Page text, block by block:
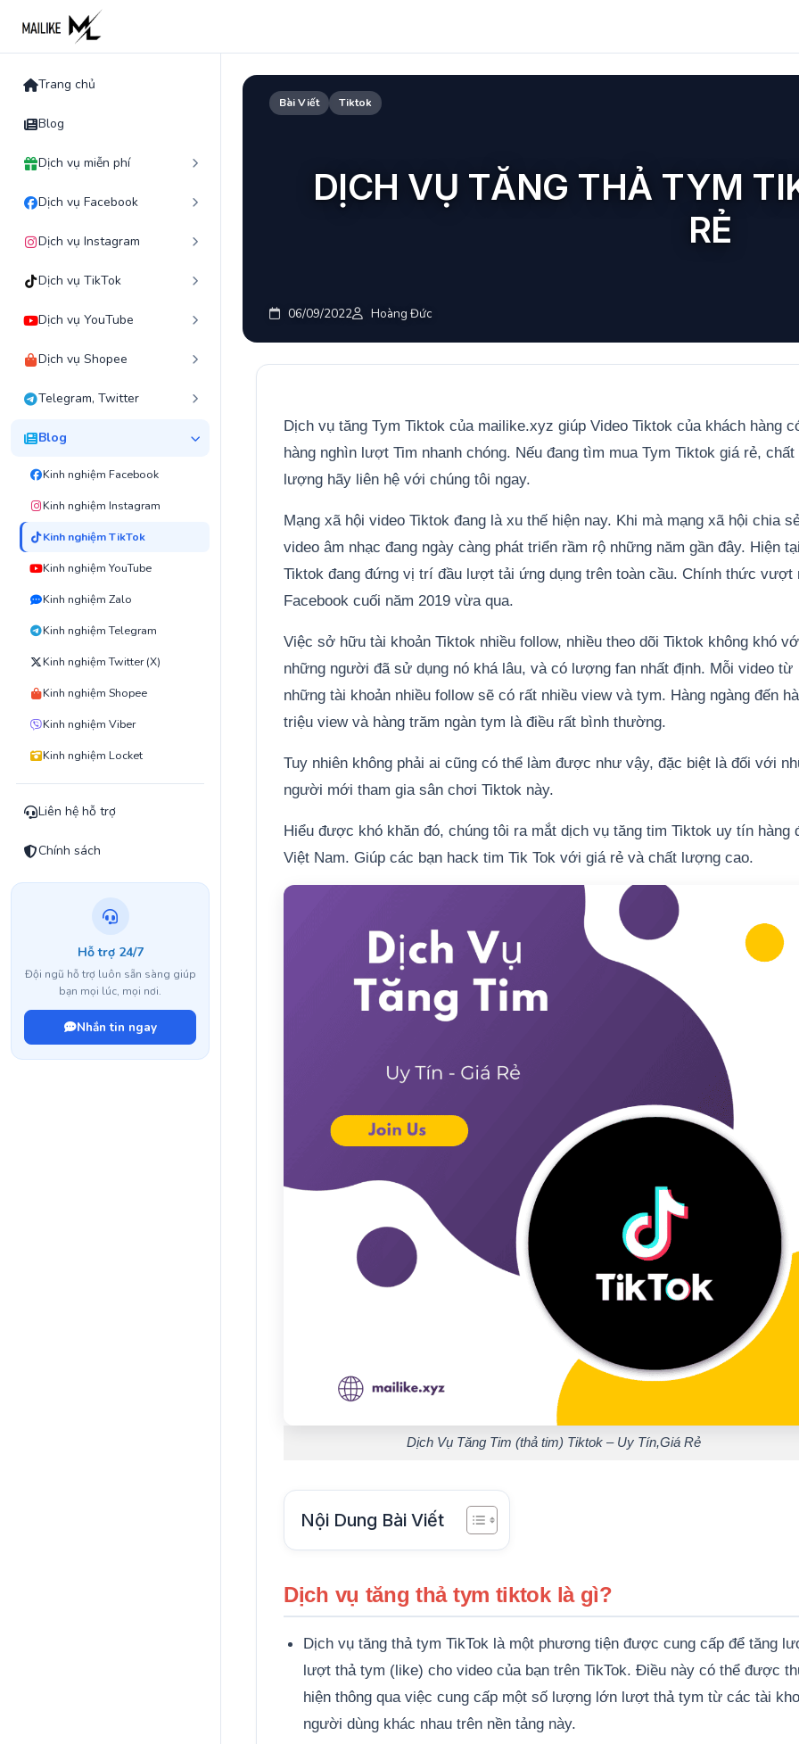
content
Trang chủ
Blog
Dịch vụ miễn phí
Dịch vụ Facebook
Dịch vụ Instagram
Dịch vụ TikTok
Dịch vụ YouTube
Dịch vụ Shopee
Telegram, Twitter
Blog
Kinh nghiệm Facebook
Kinh nghiệm Instagram
Kinh nghiệm TikTok
Kinh nghiệm YouTube
Kinh nghiệm Zalo
Kinh nghiệm Telegram
Kinh nghiệm Twitter (X)
Kinh nghiệm Shopee
Kinh nghiệm Viber
Kinh nghiệm Locket
Liên hệ hỗ trợ
Chính sách
Hỗ trợ 24/7
Đội ngũ hỗ trợ luôn sẵn sàng giúp
bạn mọi lúc, mọi nơi.
Nhắn tin ngay
Bài Viết Tiktok
DỊCH VỤ TĂNG THẢ TYM
RẺ
06/09/2022 Hoàng Đức
Dịch vụ tăng Tym Tiktok của mailike.xyz giúp Video Tiktok của khách hàng
hàng nghìn lượt Tim nhanh chóng. Nếu đang tìm mua Tym Tiktok giá rẻ, chất
lượng hãy liên hệ với chúng tôi ngay.
Mạng xã hội video Tiktok đang là xu thế hiện nay. Khi mà mạng xã hội chia
video âm nhạc đang ngày càng phát triển rầm rộ những năm gần đây. Hiện tại
Tiktok đang đứng vị trí đầu lượt tải ứng dụng trên toàn cầu. Chính thức vượt
Facebook cuối năm 2019 vừa qua.
Việc sở hữu tài khoản Tiktok nhiều follow, nhiều theo dõi Tiktok không khó
những người đã sử dụng nó khá lâu, và có lượng fan nhất định. Mỗi video từ
những tài khoản nhiều follow sẽ có rất nhiều view và tym. Hàng ngàng đến
triệu view và hàng trăm ngàn tym là điều rất bình thường.
Tuy nhiên không phải ai cũng có thể làm được như vậy, đặc biệt là đối với
người mới tham gia sân chơi Tiktok này.
Hiểu được khó khăn đó, chúng tôi ra mắt dịch vụ tăng tim Tiktok uy tín hàng
Việt Nam. Giúp các bạn hack tim Tik Tok với giá rẻ và chất lượng cao.
Dịch Vụ Tăng Tim (thả tim) Tiktok – Uy Tín,Giá Rẻ
Nội Dung Bài Viết
Dịch vụ tăng thả tym tiktok là gì?
Dịch vụ tăng thả tym TikTok là một phương tiện được cung cấp để tăng
lượt thả tym (like) cho video của bạn trên TikTok. Điều này có thể được
hiện thông qua việc cung cấp một số lượng lớn lượt thả tym từ các tài
người dùng khác nhau trên nền tảng này.